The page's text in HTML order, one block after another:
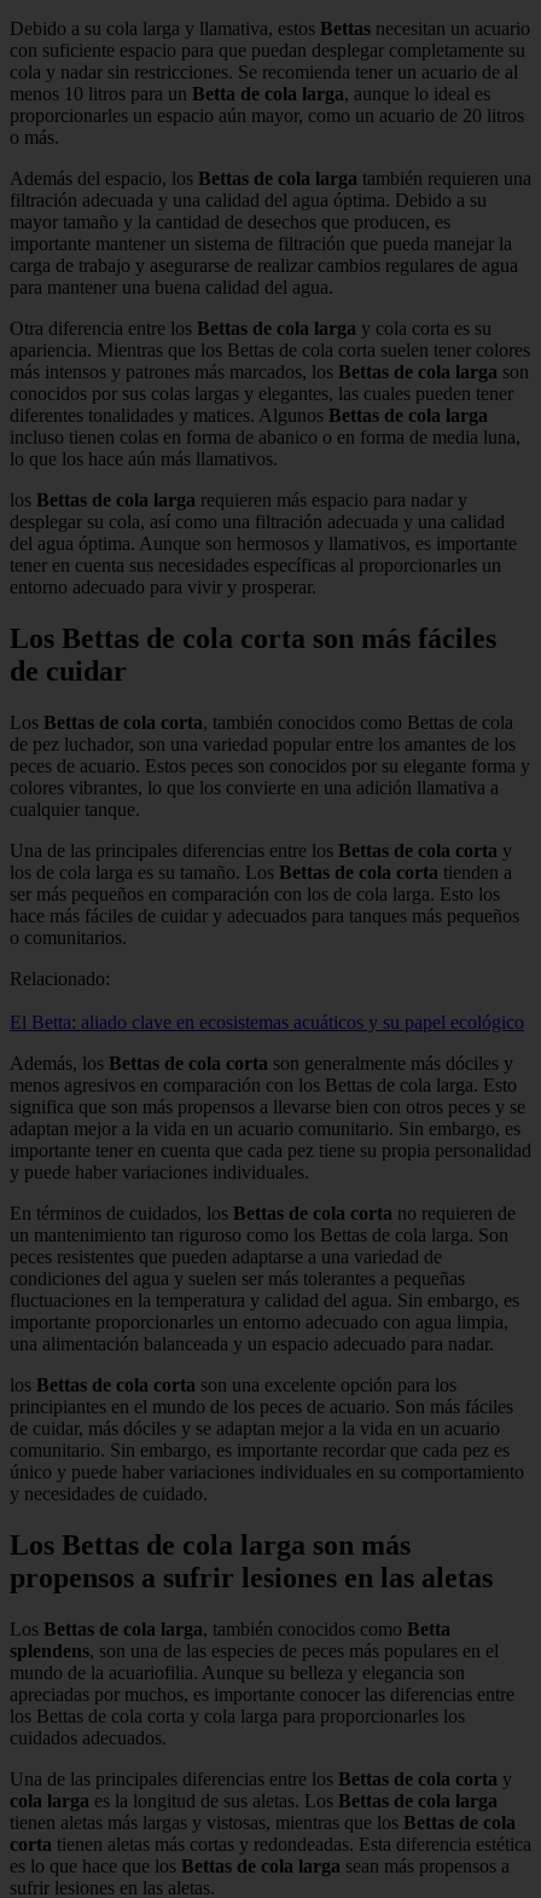
Debido a su cola larga y llamativa, estos Bettas necesitan un acuario
con suficiente espacio para que puedan desplegar completamente su
cola y nadar sin restricciones. Se recomienda tener un acuario de al
menos 10 litros para un Betta de cola larga, aunque lo ideal es
proporcionarles un espacio aún mayor, como un acuario de 20 litros
o más.
Además del espacio, los Bettas de cola larga también requieren una
filtración adecuada y una calidad del agua óptima. Debido a su
mayor tamaño y la cantidad de desechos que producen, es
importante mantener un sistema de filtración que pueda manejar la
carga de trabajo y asegurarse de realizar cambios regulares de agua
para mantener una buena calidad del agua.
Otra diferencia entre los Bettas de cola larga y cola corta es su
apariencia. Mientras que los Bettas de cola corta suelen tener colores
más intensos y patrones más marcados, los Bettas de cola larga son
conocidos por sus colas largas y elegantes, las cuales pueden tener
diferentes tonalidades y matices. Algunos Bettas de cola larga
incluso tienen colas en forma de abanico o en forma de media luna,
lo que los hace aún más llamativos.
los Bettas de cola larga requieren más espacio para nadar y
desplegar su cola, así como una filtración adecuada y una calidad
del agua óptima. Aunque son hermosos y llamativos, es importante
tener en cuenta sus necesidades específicas al proporcionarles un
entorno adecuado para vivir y prosperar.
Los Bettas de cola corta son más fáciles
de cuidar
Los Bettas de cola corta, también conocidos como Bettas de cola
de pez luchador, son una variedad popular entre los amantes de los
peces de acuario. Estos peces son conocidos por su elegante forma y
colores vibrantes, lo que los convierte en una adición llamativa a
cualquier tanque.
Una de las principales diferencias entre los Bettas de cola corta y
los de cola larga es su tamaño. Los Bettas de cola corta tienden a
ser más pequeños en comparación con los de cola larga. Esto los
hace más fáciles de cuidar y adecuados para tanques más pequeños
o comunitarios.
Relacionado:
El Betta: aliado clave en ecosistemas acuáticos y su papel ecológico
Además, los Bettas de cola corta son generalmente más dóciles y
menos agresivos en comparación con los Bettas de cola larga. Esto
significa que son más propensos a llevarse bien con otros peces y se
adaptan mejor a la vida en un acuario comunitario. Sin embargo, es
importante tener en cuenta que cada pez tiene su propia personalidad
y puede haber variaciones individuales.
En términos de cuidados, los Bettas de cola corta no requieren de
un mantenimiento tan riguroso como los Bettas de cola larga. Son
peces resistentes que pueden adaptarse a una variedad de
condiciones del agua y suelen ser más tolerantes a pequeñas
fluctuaciones en la temperatura y calidad del agua. Sin embargo, es
importante proporcionarles un entorno adecuado con agua limpia,
una alimentación balanceada y un espacio adecuado para nadar.
los Bettas de cola corta son una excelente opción para los
principiantes en el mundo de los peces de acuario. Son más fáciles
de cuidar, más dóciles y se adaptan mejor a la vida en un acuario
comunitario. Sin embargo, es importante recordar que cada pez es
único y puede haber variaciones individuales en su comportamiento
y necesidades de cuidado.
Los Bettas de cola larga son más
propensos a sufrir lesiones en las aletas
Los Bettas de cola larga, también conocidos como Betta
splendens, son una de las especies de peces más populares en el
mundo de la acuariofilia. Aunque su belleza y elegancia son
apreciadas por muchos, es importante conocer las diferencias entre
los Bettas de cola corta y cola larga para proporcionarles los
cuidados adecuados.
Una de las principales diferencias entre los Bettas de cola corta y
cola larga es la longitud de sus aletas. Los Bettas de cola larga
tienen aletas más largas y vistosas, mientras que los Bettas de cola
corta tienen aletas más cortas y redondeadas. Esta diferencia estética
es lo que hace que los Bettas de cola larga sean más propensos a
sufrir lesiones en las aletas.